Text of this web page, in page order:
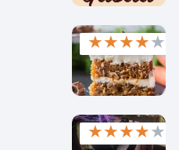
★★★★★
★★★★★